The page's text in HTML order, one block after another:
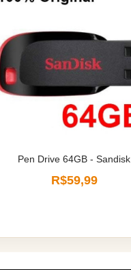
Pen Drive 64GB - Sandisk
R$59,99